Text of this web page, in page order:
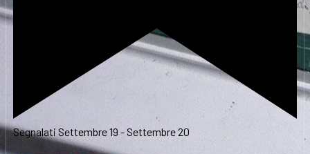
Segnalati Settembre 19 -Settembre 20